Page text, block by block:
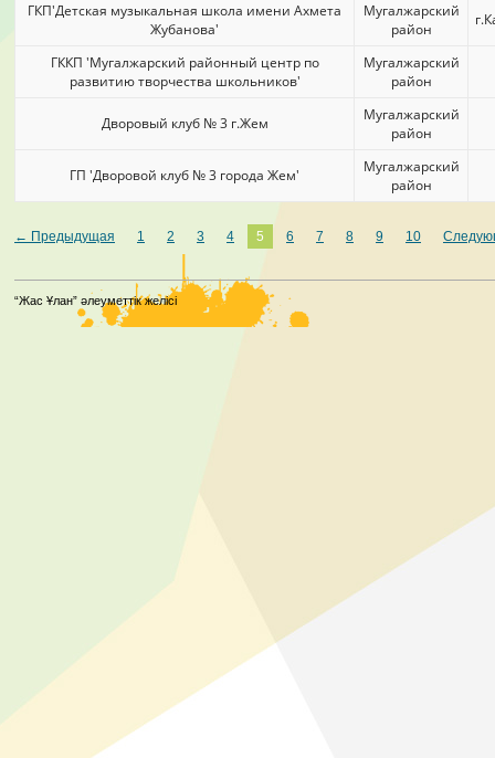
ГКП'Детская музыкальная школа имени Ахмета
Жубанова'
Мугалжарский
район
ГККП 'Мугалжарский районный центр по
развитию творчества школьников'
Мугалжарский
район
Дворовый клуб № 3 г.Жем
Мугалжарский
район
ГП 'Дворовой клуб № 3 города Жем'
Мугалжарский
район
← Предыдущая 1 2 3 4 5 6 7 8 9 10
“Жас Ұлан” әлеуметтік желісі